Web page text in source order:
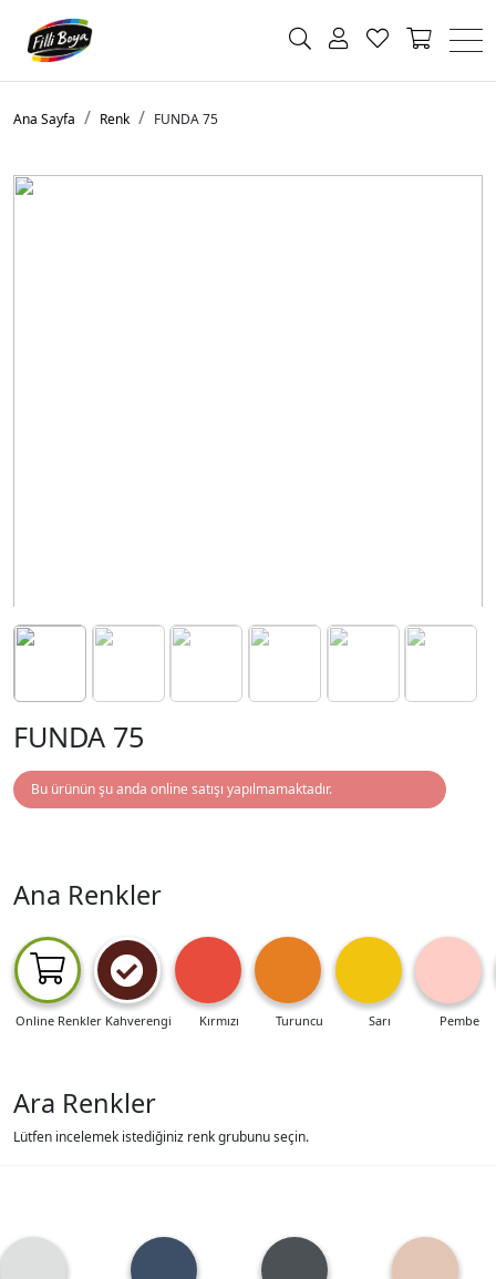
Ana Sayfa Renk FUNDA 75
FUNDA 75
Bu ürünün şu anda online satışı yapılmamaktadır.
Ana Renkler
Online Renkler Kahverengi Kırmızı Turuncu Sarı Pembe
Ara Renkler
Lütfen incelemek istediğiniz renk grubunu seçin.